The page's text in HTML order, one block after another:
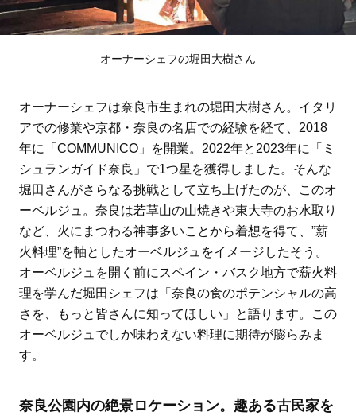
オーナーシェフの堀田大樹さん
オーナーシェフは奈良市生まれの堀田大樹さん。イタリ
アでの修業や京都・奈良の名店での経験を経て、2018
年に「COMMUNICO」を開業。2022年と2023年に「ミ
シュランガイド奈良」で1つ星を獲得しました。そんな
堀田さんがさらなる挑戦として立ち上げたのが、このオ
ーベルジュ。奈良は若草山の山焼きや東大寺のお水取り
など、火にまつわる神事多いことから着想を得て、”薪
火料理”を軸としたオーベルジュをイメージしたそう。
オーベルジュを開く前にスペイン・バスク地方で薪火料
理を学んだ堀田シェフは「奈良の食のポテンシャルの高
さを、もっと皆さんに知ってほしい」と語ります。この
オーベルジュでしか味わえない料理に期待が膨らみま
す。
奈良公園内の絶景ロケーション。趣ある古民家を